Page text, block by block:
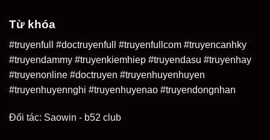
Từ khóa
#truyenfull #doctruyenfull #truyenfullcom #truyencanhky
#truyendammy #truyenkiemhiep #truyendasu #truyenhay
#truyenonline #doctruyen #truyenhuyenhuyen
#truyenhuyennghi #truyenhuyenao #truyendongnhan
Đối tác: Saowin - b52 club